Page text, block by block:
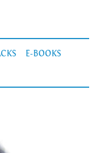
E-BOOKS